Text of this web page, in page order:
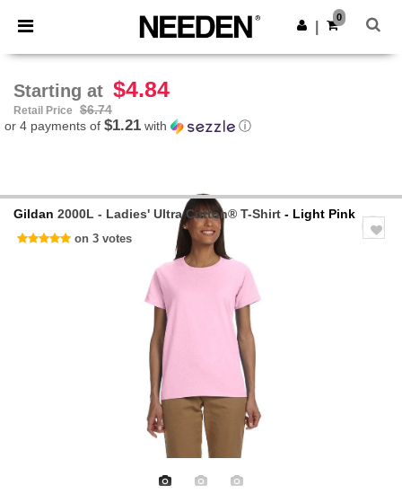
× Needen App
Better prices on app!
Get the app
0
Starting at $4.84
Retail Price
$6.74
or 4 payments of $1.21 with ⓘ
Gildan 2000L - Ladies' Ultra Cotton® T-Shirt - Light Pink
on 3 votes